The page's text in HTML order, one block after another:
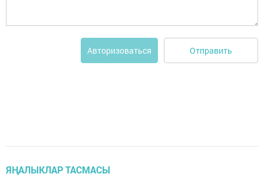
Авторизоваться Отправить
ЯҢАЛЫКЛАР ТАСМАСЫ